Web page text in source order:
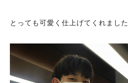
とっても可愛く仕上げてくれました